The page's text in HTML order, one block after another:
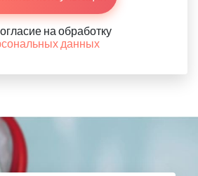
на обработку
данных